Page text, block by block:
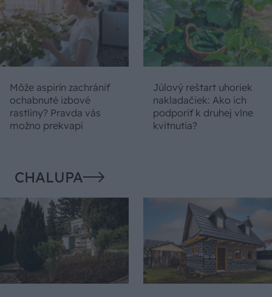
Môže aspirín zachrániť
ochabnuté izbové
rastliny? Pravda vás
možno prekvapí
Júlový reštart uhoriek
nakladačiek: Ako ich
podporiť k druhej vlne
kvitnutia?
CHALUPA